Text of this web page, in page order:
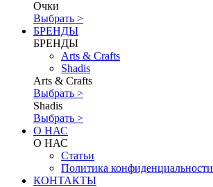
Очки
Выбрать >
БРЕНДЫ
БРЕНДЫ
Аrts & Сrafts
Shadis
Аrts & Сrafts
Выбрать >
Shadis
Выбрать >
О НАС
О НАС
Статьи
Политика конфиденциальности
КОНТАКТЫ